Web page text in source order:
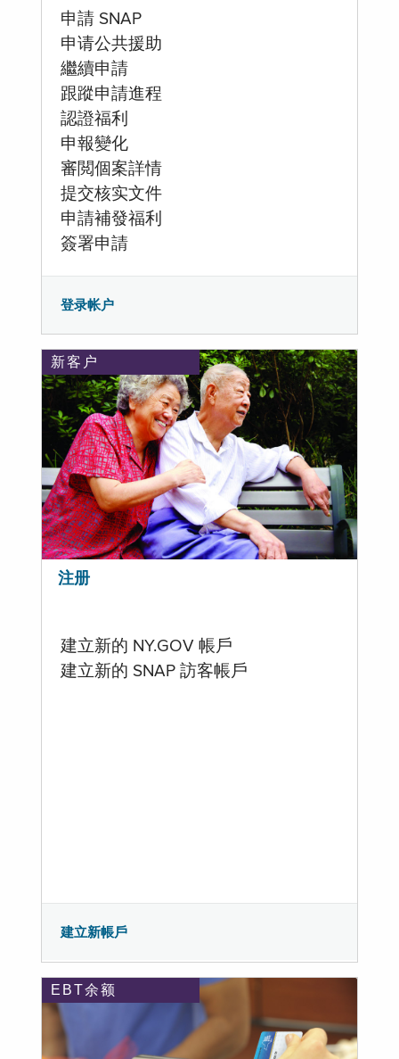
申請 SNAP
申请公共援助
繼續申請
跟蹤申請進程
認證福利
申報變化
審閲個案詳情
提交核实文件
申請補發福利
簽署申請
登录帐户
新客户
注册
建立新的 NY.GOV 帳戶
建立新的 SNAP 訪客帳戶
建立新帳戶
EBT余额